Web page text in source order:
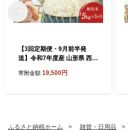
【3回定期便・9月前半発
送】令和7年度産 山形県 西川
ヶ月 定期便 選べる 発送月 精
寄附金額 19,500円
ふるさと納税ホーム 雑貨・日用品